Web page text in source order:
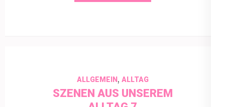
ALLGEMEIN, ALLTAG
SZENEN AUS UNSEREM